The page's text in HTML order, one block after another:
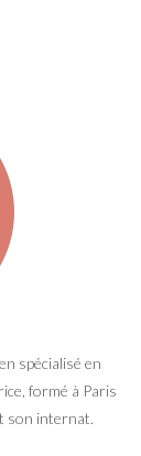
spécialisé en
formé à Paris
son internat.